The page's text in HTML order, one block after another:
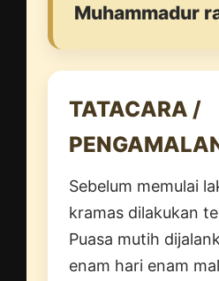
Muhammadur
TATACARA /
Sebelum memulai
kramas dilakukan
Puasa mutih
enam hari enam